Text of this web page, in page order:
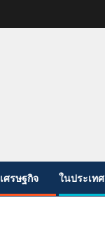
เศรษฐกิจ ในประเทศ